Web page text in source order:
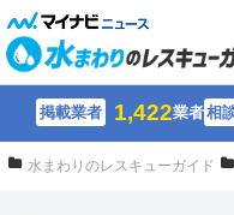
掲載業者 1,422業者相
水まわりのレスキューガイド